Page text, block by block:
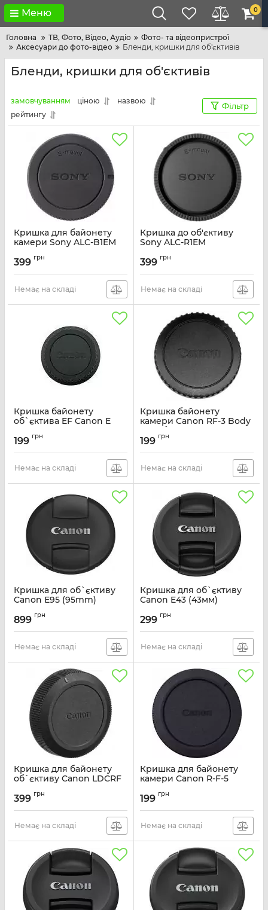
Меню 0
Головна ТВ, Фото, Відео, Аудіо
Фото- та відеопристрої
Аксесуари до фото-відео
Бленди, кришки для об'єктивів
Бленди, кришки для об'єктивів
замовчуванням ціною
назвою
рейтингу
Фільтр
Кришка для байонету
камери Sony ALC-B1EM
399 грн
Немає на складі
Кришка до об'єктиву
Sony ALC-R1EM
399 грн
Немає на складі
Кришка байонету
об`єктива EF Canon E
199 грн
Немає на складі
Кришка байонету
камери Canon RF-3 Body
Cap (байонет EF)
Артикул:
199 грн
Немає на складі
Кришка для об`єктиву
Canon E95 (95mm)
899 грн
Немає на складі
Кришка для об`єктиву
Canon E43 (43мм)
299 грн
Немає на складі
Кришка для байонету
об`єктиву Canon LDCRF
399 грн
Немає на складі
Кришка для байонету
камери Canon R-F-5
Артикул:
199 грн
Немає на складі